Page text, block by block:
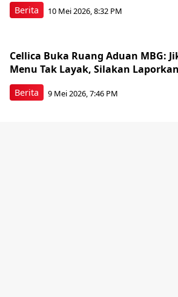
Berita 10 Mei 2026, 8:32 PM
Berita
Cellica Buka Ruang Aduan MBG:
Menu Tak Layak, Silakan Laporkan
9 Mei 2026, 7:46 PM